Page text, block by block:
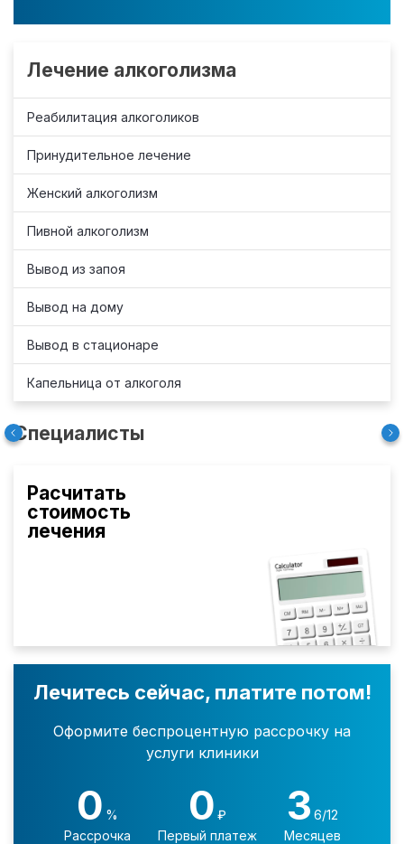
Лечение алкоголизма
Реабилитация алкоголиков
Принудительное лечение
Женский алкоголизм
Пивной алкоголизм
Вывод из запоя
Вывод на дому
Вывод в стационаре
Капельница от алкоголя
Специалисты
Расчитать
стоимость
лечения
Лечитесь сейчас, платите потом!
Оформите беспроцентную рассрочку на
услуги клиники
0 %
Рассрочка
0 ₽
Первый платеж
3 6/12
Месяцев